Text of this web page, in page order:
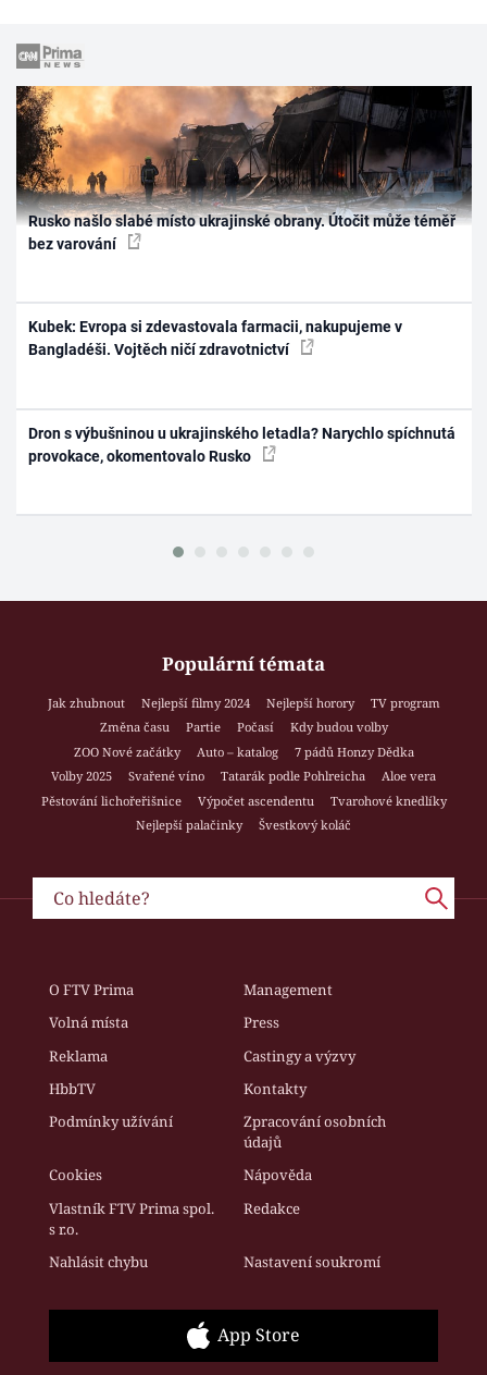
Rusko našlo slabé místo ukrajinské obrany. Útočit může téměř
bez varování
Kubek: Evropa si zdevastovala farmacii, nakupujeme v
Bangladéši. Vojtěch ničí zdravotnictví
Dron s výbušninou u ukrajinského letadla? Narychlo spíchnutá
provokace, okomentovalo Rusko
Populární témata
Jak zhubnout Nejlepší filmy 2024 Nejlepší horory
TV program
Změna času
Partie Počasí
Kdy budou volby
ZOO Nové začátky
Auto – katalog
7 pádů Honzy Dědka
Volby 2025
Svařené víno Tatarák podle Pohlreicha
Aloe vera
Pěstování lichořeřišnice
Výpočet ascendentu
Tvarohové knedlíky
Nejlepší palačinky
Švestkový koláč
O FTV Prima
Management
Volná místa
Press
Reklama
Castingy a výzvy
HbbTV
Kontakty
Podmínky užívání
Zpracování osobních
údajů
Cookies
Nápověda
Vlastník FTV Prima spol.
s r.o.
Redakce
Nahlásit chybu Nastavení soukromí
App Store